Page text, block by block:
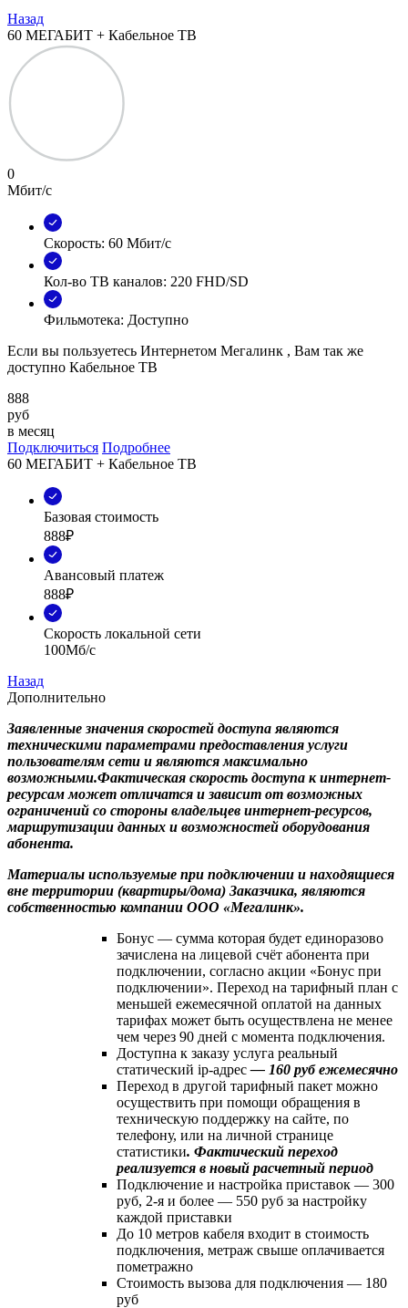
Назад
60 МЕГАБИТ + Кабельное ТВ
0
Мбит/с
Скорость: 60 Мбит/с
Кол-во ТВ каналов: 220 FHD/SD
Фильмотека: Доступно
Если вы пользуетесь Интернетом Мегалинк , Вам так же
доступно Кабельное ТВ
888
руб
в месяц
Подключиться Подробнее
60 МЕГАБИТ + Кабельное ТВ
Базовая стоимость
888₽
Авансовый платеж
888₽
Скорость локальной сети
100Мб/с
Назад
Дополнительно
Заявленные значения скоростей доступа являются
техническими параметрами предоставления услуги
пользователям сети и являются максимально
возможными.Фактическая скорость доступа к интернет-
ресурсам может отличатся и зависит от возможных
ограничений со стороны владельцев интернет-ресурсов,
маршрутизации данных и возможностей оборудования
абонента.
Материалы используемые при подключении и находящиеся
вне территории (квартиры/дома) Заказчика, являются
собственностью компании ООО «Мегалинк».
Бонус — сумма которая будет единоразово
зачислена на лицевой счёт абонента при
подключении, согласно акции «Бонус при
подключении». Переход на тарифный план с
меньшей ежемесячной оплатой на данных
тарифах может быть осуществлена не менее
чем через 90 дней с момента подключения.
Доступна к заказу услуга реальный
статический ip-адрес— 160 руб ежемесячно
Переход в другой тарифный пакет можно
осуществить при помощи обращения в
техническую поддержку на сайте, по
телефону, или на личной странице
статистики. Фактический переход
реализуется в новый расчетный период
Подключение и настройка приставок — 300
руб, 2-я и более — 550 руб за настройку
каждой приставки
До 10 метров кабеля входит в стоимость
подключения, метраж свыше оплачивается
пометражно
Стоимость вызова для подключения — 180
руб